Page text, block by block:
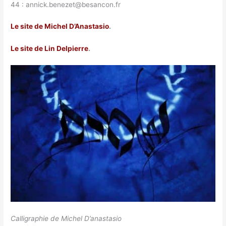
44 : annick.benezet@besancon.fr
Le site de Michel D’Anastasio.
Le site de Lin Delpierre.
Calligraphie de Michel D’anastasio